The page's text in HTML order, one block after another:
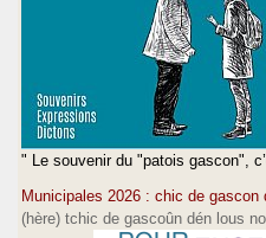
" Le souvenir du "patois gascon",
Municipales 2026 : chic de
(hère) tchic de gascoûn dén lous